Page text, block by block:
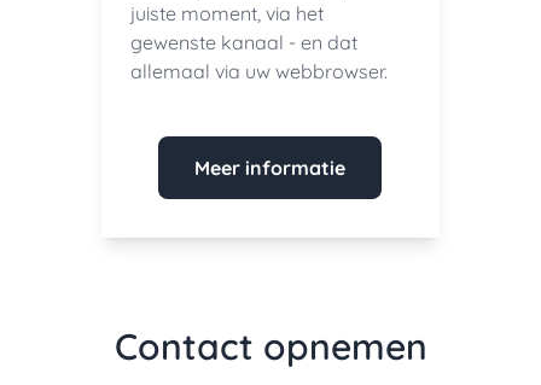
juiste moment, via het
gewenste kanaal - en dat
allemaal via uw webbrowser.
Meer informatie
Contact opnemen